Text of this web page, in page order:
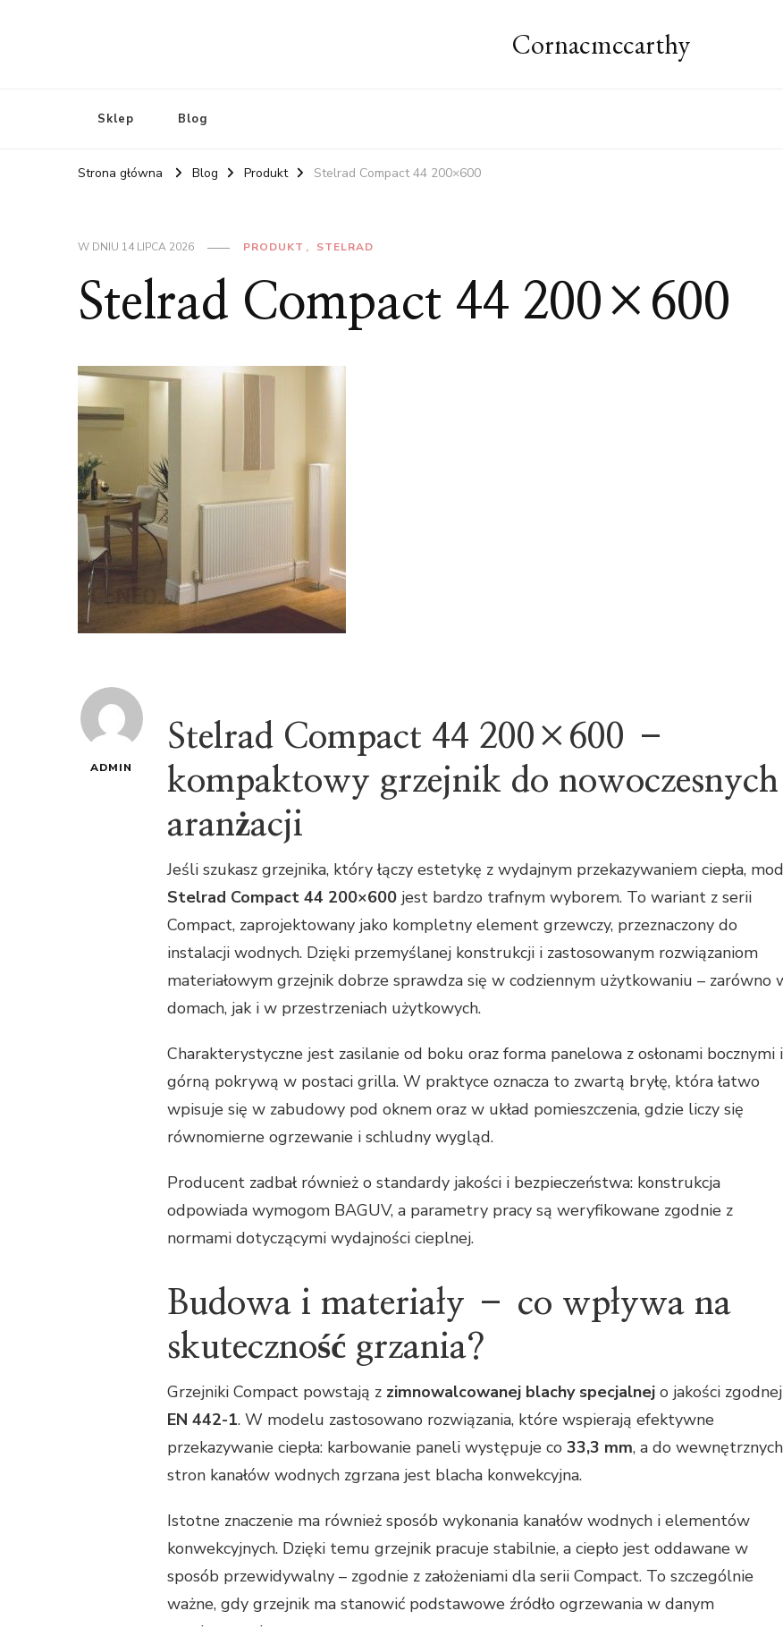
Cornacmccarthy
Sklep Blog
Strona główna Blog Produkt Stelrad Compact 44 200×600
W DNIU 14 LIPCA 2026 PRODUKT STELRAD
Stelrad Compact 44 200×600
ADMIN
Stelrad Compact 44 200×600 –
kompaktowy grzejnik do nowoczesnych
aranżacji
Jeśli szukasz grzejnika, który łączy estetykę z wydajnym przekazywaniem ciepła,
Stelrad Compact 44 200×600 jest bardzo trafnym wyborem. To wariant z serii
Compact, zaprojektowany jako kompletny element grzewczy, przeznaczony do
instalacji wodnych. Dzięki przemyślanej konstrukcji i zastosowanym rozwiązaniom
materiałowym grzejnik dobrze sprawdza się w codziennym użytkowaniu – zarówno
domach, jak i w przestrzeniach użytkowych.
Charakterystyczne jest zasilanie od boku oraz forma panelowa z osłonami bocznymi i
górną pokrywą w postaci grilla. W praktyce oznacza to zwartą bryłę, która łatwo
wpisuje się w zabudowy pod oknem oraz w układ pomieszczenia, gdzie liczy się
równomierne ogrzewanie i schludny wygląd.
Producent zadbał również o standardy jakości i bezpieczeństwa: konstrukcja
odpowiada wymogom BAGUV, a parametry pracy są weryfikowane zgodnie z
normami dotyczącymi wydajności cieplnej.
Budowa i materiały – co wpływa na
skuteczność grzania?
Grzejniki Compact powstają z zimnowalcowanej blachy specjalnej o jakości
EN 442-1. W modelu zastosowano rozwiązania, które wspierają efektywne
przekazywanie ciepła: karbowanie paneli występuje co 33,3 mm, a do wewnętrznych
stron kanałów wodnych zgrzana jest blacha konwekcyjna.
Istotne znaczenie ma również sposób wykonania kanałów wodnych i elementów
konwekcyjnych. Dzięki temu grzejnik pracuje stabilnie, a ciepło jest oddawane w
sposób przewidywalny – zgodnie z założeniami dla serii Compact. To szczególnie
ważne, gdy grzejnik ma stanowić podstawowe źródło ogrzewania w danym